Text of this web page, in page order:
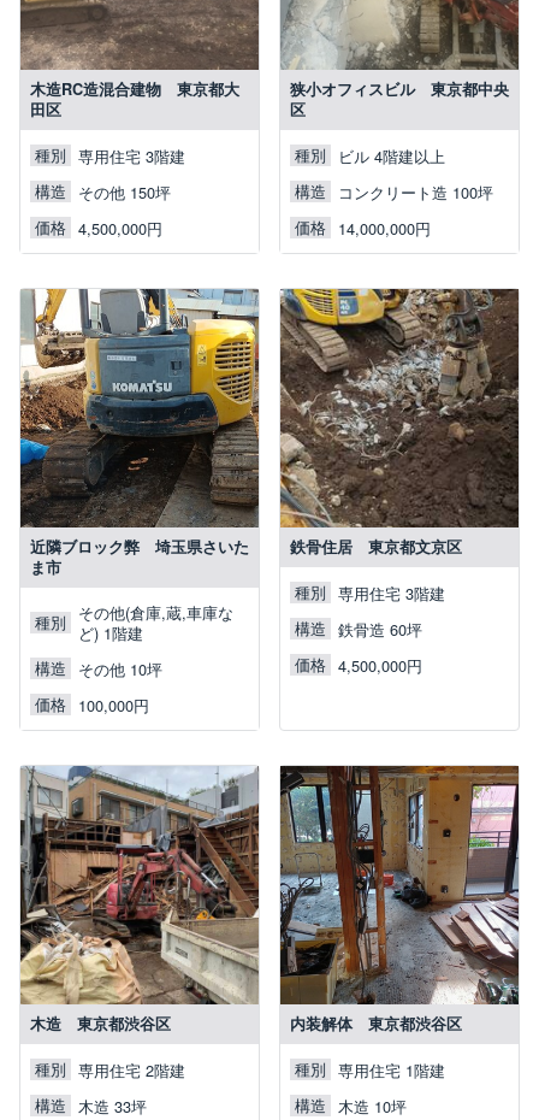
木造RC造混合建物 東京都大
田区
種別 専用住宅 3階建
構造
その他 150坪
価格 4,500,000円
狭小オフィスビル 東京都中央
区
種別
ビル 4階建以上
構造
コンクリート造 100坪
価格 14,000,000円
近隣ブロック弊 埼玉県さいた
ま市
種別
その他(倉庫,蔵,車庫な
ど) 1階建
構造
その他 10坪
価格 100,000円
鉄骨住居 東京都文京区
種別 専用住宅 3階建
構造 鉄骨造 60坪
価格 4,500,000円
木造 東京都渋谷区
種別 専用住宅 2階建
構造 木造 33坪
内装解体 東京都渋谷区
種別 専用住宅 1階建
構造 木造 10坪